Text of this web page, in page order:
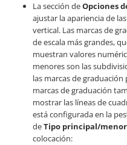
La sección deOpciones
ajustar la apariencia de
vertical. Las marcas de
de escala más grandes,
muestran valores
menores son las
las marcas de
marcas de graduación
mostrar las líneas de
está configurada en la
deTipo principal/menor
colocación: